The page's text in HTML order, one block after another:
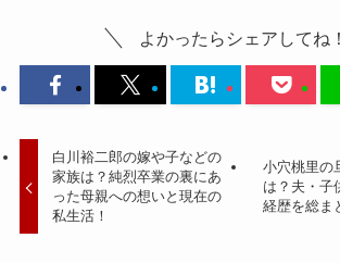
よかったらシェアしてね！
白川裕二郎の嫁や子などの
家族は？純烈卒業の裏にあ
った母親への想いと現在の
私生活！
小穴桃里の
は？夫・子
経歴を総ま